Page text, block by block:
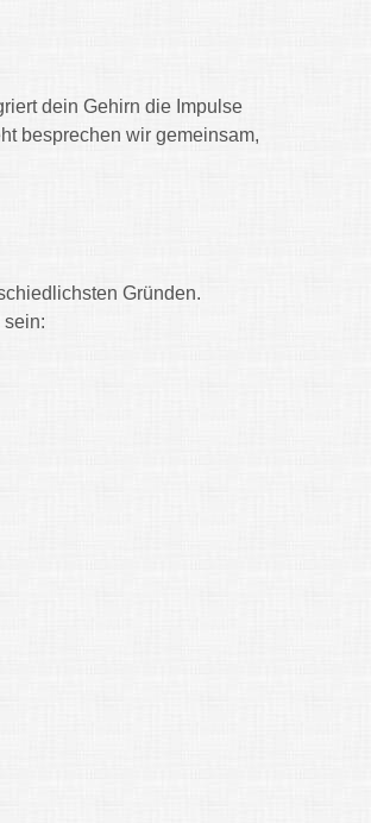
dein Gehirn die Impulse
besprechen wir gemeinsam,
Gründen.
sein: